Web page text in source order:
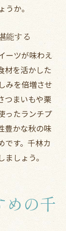
か。
能する
ーツが味わえ
材を活かした
みを倍増させ
つまいもや栗
ったランチプ
豊かな秋の味
です。千林カ
しょう。
めの千